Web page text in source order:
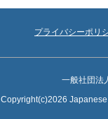
プライバシーポリ
一般社団法
Copyright(c)2026